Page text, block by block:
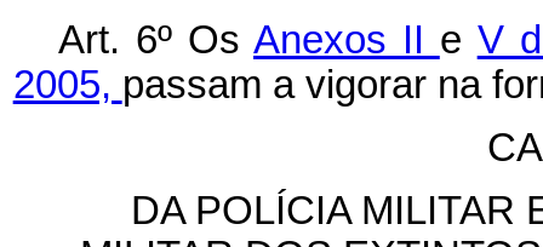
Art. 6º OsAnexos II e V
2005, passam a vigorar na
DA POLÍCIA MILITAR